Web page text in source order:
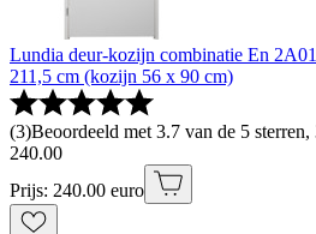
Lundia deur-kozijn combinatie En
211,5 cm (kozijn 56 x 90 cm)
(3)Beoordeeld met 3.7 van de 5
240.00
Prijs: 240.00 euro